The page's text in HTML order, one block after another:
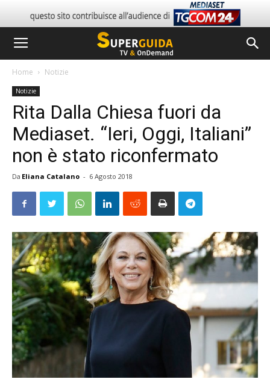
Home Notizie
Notizie
Rita Dalla Chiesa fuori da
Mediaset. “Ieri, Oggi, Italiani”
non è stato riconfermato
Da Eliana Catalano - 6 Agosto 2018